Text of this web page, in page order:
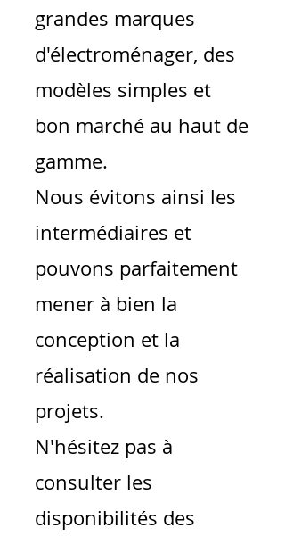
grandes marques
d'électroménager, des
modèles simples et
bon marché au haut de
gamme.
Nous évitons ainsi les
intermédiaires et
pouvons parfaitement
mener à bien la
conception et la
réalisation de nos
projets.
N'hésitez pas à
consulter les
disponibilités des